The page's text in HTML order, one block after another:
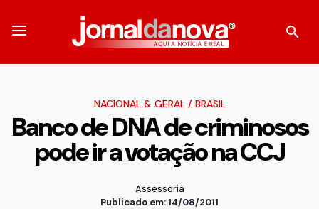
NACIONAL & GERAL/ BRASIL
Banco de DNA de criminosos
pode ir a votação na CCJ
Assessoria
Publicado em: 14/08/2011